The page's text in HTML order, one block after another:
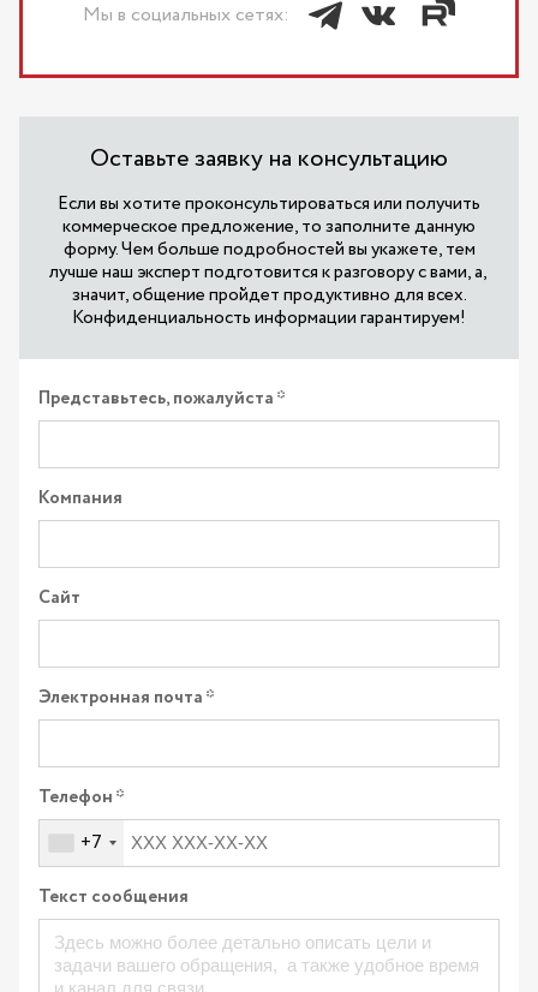
Мы в социальных сетях:
Оставьте заявку на консультацию
Если вы хотите проконсультироваться или получить
коммерческое предложение, то заполните данную
форму. Чем больше подробностей вы укажете, тем
лучше наш эксперт подготовится к разговору с вами, а,
значит, общение пройдет продуктивно для всех.
Конфиденциальность информации гарантируем!
Представьтесь, пожалуйста
Компания
Сайт
Электронная почта
Телефон
+7
Текст сообщения